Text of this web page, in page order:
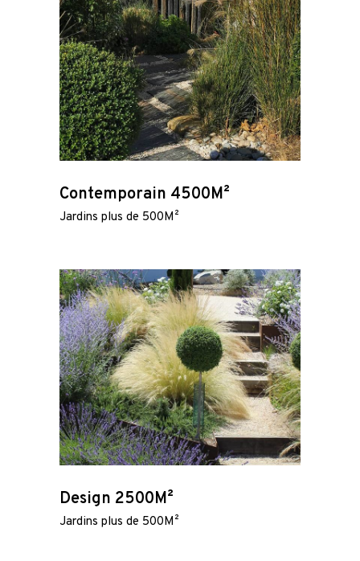
Contemporain 4500M²
Jardins plus de 500M²
Design 2500M²
Jardins plus de 500M²